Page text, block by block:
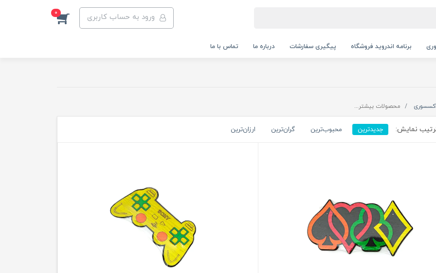
ورود به حساب کاربری 0
برنامه اندروید فروشگاه پیگیری سفارشات درباره ما تماس با ما
اکسسوری محصولات بیشتر...
نمایش: جدیدترین محبوب‌ترین گران‌ترین ارزان‌ترین